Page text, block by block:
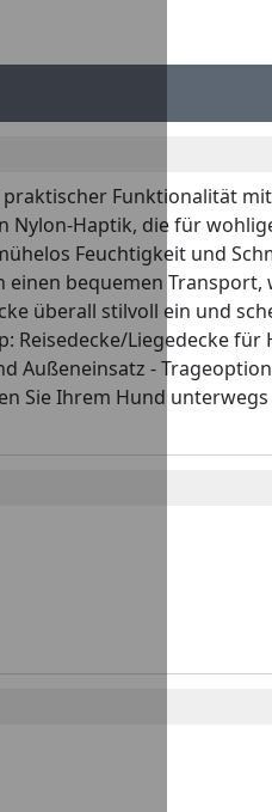
Funktionalität
Haptik, die für
Feuchtigkeit und
bequemen
überall stilvoll ein und
Liegedecke
Außeneinsatz -
Sie Ihrem Hund